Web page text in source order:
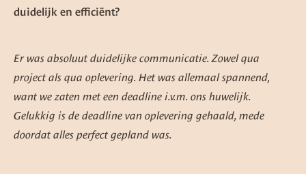
duidelijk en efficiënt?
Er was absoluut duidelijke communicatie. Zowel qua
project als qua oplevering. Het was allemaal spannend,
want we zaten met een deadline i.v.m. ons huwelijk.
Gelukkig is de deadline van oplevering gehaald, mede
doordat alles perfect gepland was.